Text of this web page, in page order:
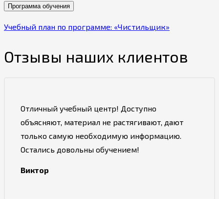
Программа обучения
Учебный план по программе: «Чистильщик»
Отзывы наших клиентов
Отличный учебный центр! Доступно
объясняют, материал не растягивают, дают
только самую необходимую информацию.
Остались довольны обучением!
Виктор